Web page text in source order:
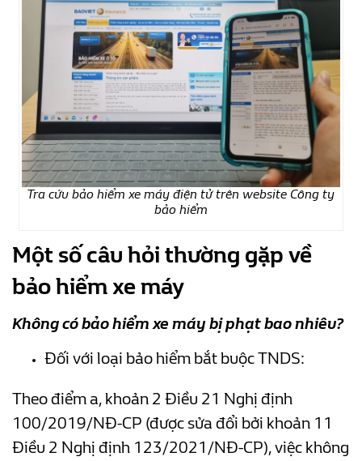
Tra cứu bảo hiểm xe máy điện tử trên website Công ty
bảo hiểm
Một số câu hỏi thường gặp về
bảo hiểm xe máy
Không có bảo hiểm xe máy bị phạt bao nhiêu?
Đối với loại bảo hiểm bắt buộc TNDS:
Theo điểm a, khoản 2 Điều 21 Nghị định
100/2019/NĐ-CP (được sửa đổi bởi khoản 11
Điều 2 Nghị định 123/2021/NĐ-CP), việc không